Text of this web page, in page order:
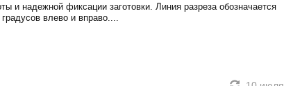
и надежной фиксации заготовки. Линия разреза обозначается
влево и вправо....